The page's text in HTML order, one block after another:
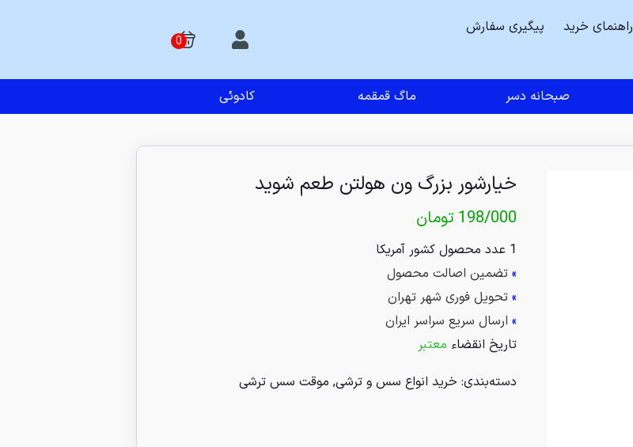
راهنمای خرید
پیگیری سفارش
صبحانه دسر ماگ قمقمه کادوئی
خیارشور بزرگ ون هولتن طعم شوید
198/000 تومان
1 عدد محصول کشور آمریکا
» تضمین اصالت محصول
» تحویل فوری شهر تهران
» ارسال سریع سراسر ایران
تاریخ انقضاء معتبر
دسته‌بندی: خرید انواع سس و ترشی, موقت سس ترشی